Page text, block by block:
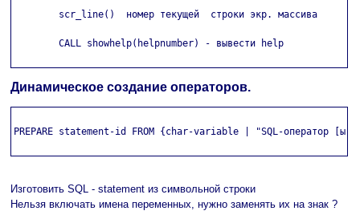
        scr_line()  номер текущей  строки экр. массива
        CALL showhelp(helpnumber) - вывести help
Динамическое создание операторов.
PREPARE statement-id FROM {char-variable | "SQL-оператор [ы]
Изготовить SQL - statement из символьной строки
Нельзя включать имена переменных, нужно заменять их на знак ?